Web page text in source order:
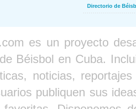
Directorio de
es un proyecto
Béisbol en Cuba.
noticias,
publiquen sus